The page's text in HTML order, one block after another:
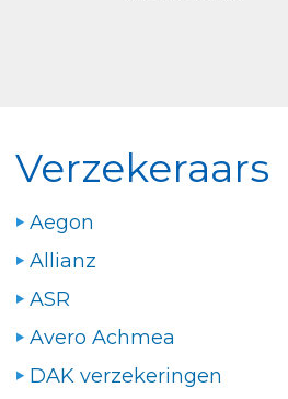
Verzekeraars
Aegon
Allianz
ASR
Avero Achmea
DAK verzekeringen